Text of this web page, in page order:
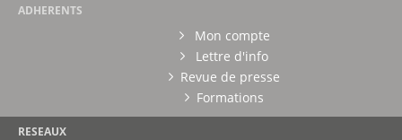
ADHERENTS
Mon compte
Lettre d'info
Revue de presse
Formations
RESEAUX